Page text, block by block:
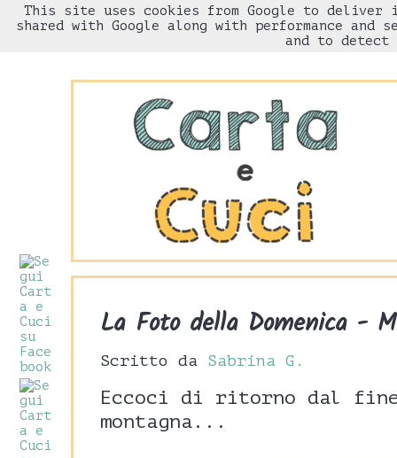
HOME Chi sono
La Foto della Domenica -
Scritto da Sabrina G.
Eccoci di ritorno dal
montagna...
This site uses cookies from Google to
shared with Google along with performance
and to detect